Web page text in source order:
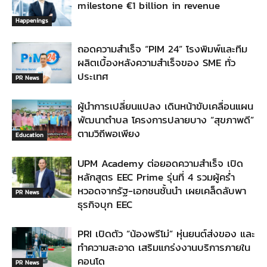
Happenings
milestone €1 billion in revenue
PR News
ถอดความสำเร็จ “PIM 24” โรงพิมพ์และทีม
ผลิตเบื้องหลังความสำเร็จของ SME ทั่ว
ประเทศ
Education
ผู้นำการเปลี่ยนแปลง เดินหน้าขับเคลื่อนแผน
พัฒนาตำบล โครงการปลายบาง “สุขภาพดี”
ตามวิถีพอเพียง
PR News
UPM Academy ต่อยอดความสำเร็จ เปิด
หลักสูตร EEC Prime รุ่นที่ 4 รวมผู้คร่ำ
หวอดจากรัฐ-เอกชนชั้นนำ เผยเคล็ดลับพา
ธุรกิจบุก EEC
PR News
PRI เปิดตัว “น้องพรีโม่” หุ่นยนต์ส่งของ และ
ทำความสะอาด เสริมแกร่งงานบริการภายใน
คอนโด